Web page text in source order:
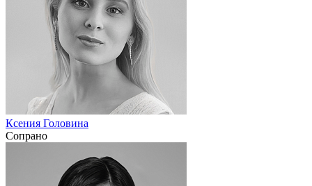
Ксения Головина
Сопрано